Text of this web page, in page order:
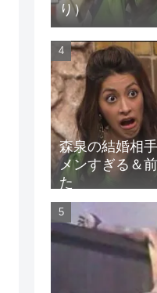
り）
森泉の結婚相
メンすぎる＆
た